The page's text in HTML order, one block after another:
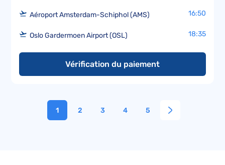
Aéroport Amsterdam-Schiphol (AMS) 16:50
Oslo Gardermoen Airport (OSL) 18:35
Vérification du paiement
1 2 3 4 5